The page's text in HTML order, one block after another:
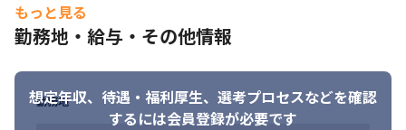
・マネジメントに興味がある方
もっと見る
勤務地・給与・その他情報
想定年収、待遇・福利厚生、 選考プロセスなどを確認
するには会員登録が必要です
勤務地